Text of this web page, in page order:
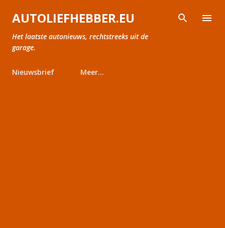
Doorgaan naar hoofdcontent
AUTOLIEFHEBBER.EU
Het laatste autonieuws, rechtstreeks uit de
garage.
Nieuwsbrief Meer…